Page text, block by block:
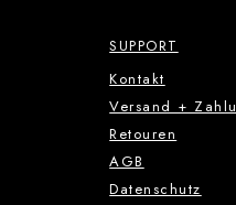
SUPPORT
Kontakt
Versand +
Retouren
AGB
Datenschutz